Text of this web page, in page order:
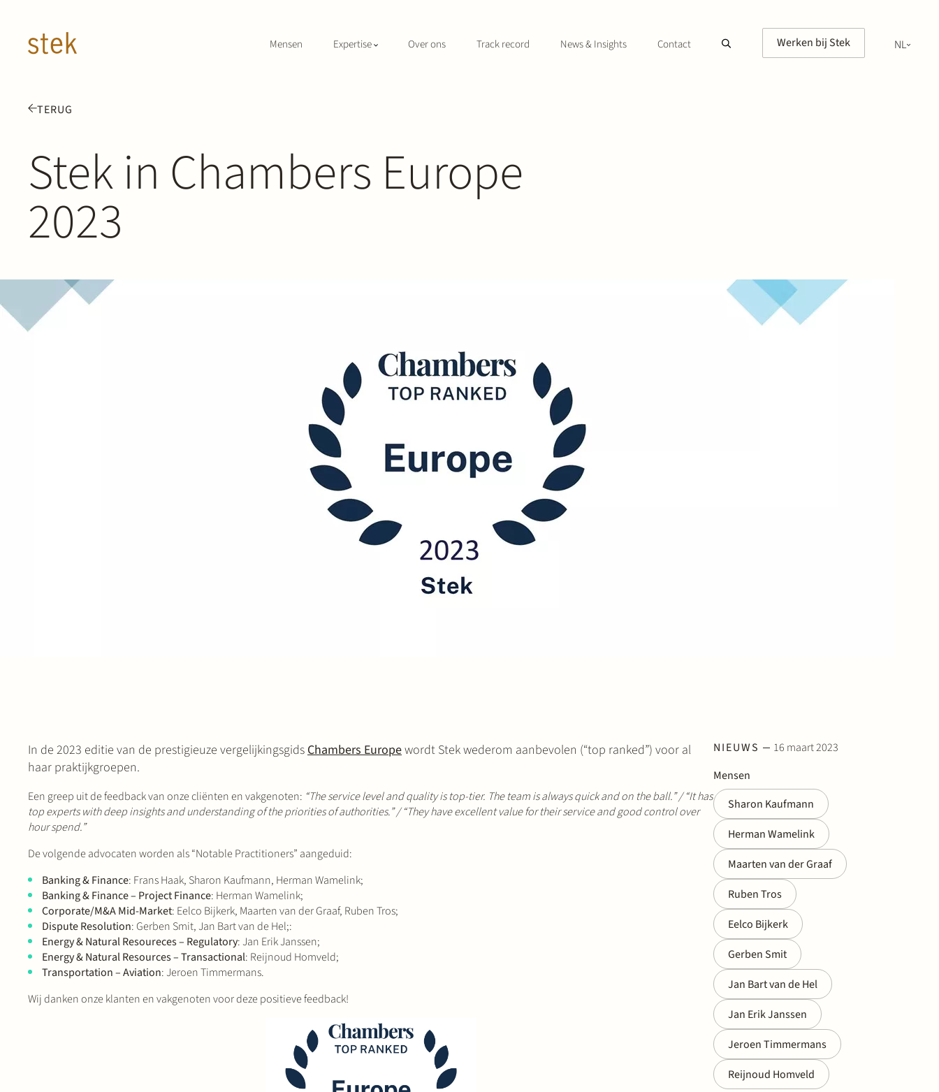
Mensen Expertise Over ons Track record News & Insights Contact Werken bij Stek
NL
TERUG
Stek in Chambers Europe
2023
NIEUWS
16 maart 2023
Mensen
Sharon Kaufmann
Herman Wamelink
Maarten van der Graaf
Ruben Tros
Eelco Bijkerk
Gerben Smit
Jan Bart van de Hel
Jan Erik Janssen
Jeroen Timmermans
Reijnoud Homveld
In de 2023 editie van de prestigieuze vergelijkingsgids Chambers Europewordt Stek wederom aanbevolen (“top ranked”) voor al
haar praktijkgroepen.
Een greep uit de feedback van onze cliënten en vakgenoten: “The service level and quality is top-tier. The team is always quick and on the ball.” /“It has
top experts with deep insights and understanding of the priorities of authorities.” /“They have excellent value for their service and good control over
hour spend.”
De volgende advocaten worden als “Notable Practitioners” aangeduid:
Banking & Finance: Frans Haak, Sharon Kaufmann, Herman Wamelink;
Banking & Finance – Project Finance: Herman Wamelink;
Corporate/M&A Mid-Market: Eelco Bijkerk, Maarten van der Graaf, Ruben Tros;
Dispute Resolution: Gerben Smit, Jan Bart van de Hel;:
Energy & Natural Resoureces – Regulatory: Jan Erik Janssen;
Energy & Natural Resources – Transactional: Reijnoud Homveld;
Transportation – Aviation: Jeroen Timmermans.
Wij danken onze klanten en vakgenoten voor deze positieve feedback!